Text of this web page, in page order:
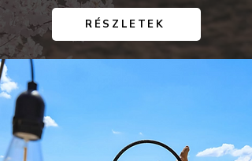
RÉSZLETEK